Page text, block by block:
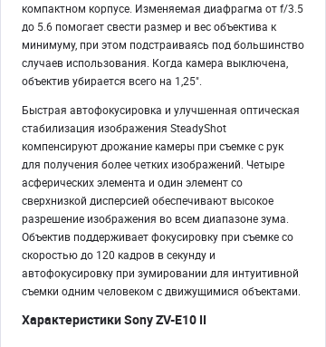
компактном корпусе. Изменяемая диафрагма от f/3.5
до 5.6 помогает свести размер и вес объектива к
минимуму, при этом подстраиваясь под большинство
случаев использования. Когда камера выключена,
объектив убирается всего на 1,25".
Быстрая автофокусировка и улучшенная оптическая
стабилизация изображения SteadyShot
компенсируют дрожание камеры при съемке с рук
для получения более четких изображений. Четыре
асферических элемента и один элемент со
сверхнизкой дисперсией обеспечивают высокое
разрешение изображения во всем диапазоне зума.
Объектив поддерживает фокусировку при съемке со
скоростью до 120 кадров в секунду и
автофокусировку при зумировании для интуитивной
съемки одним человеком с движущимися объектами.
ХарактеристикиSony ZV-E10 II